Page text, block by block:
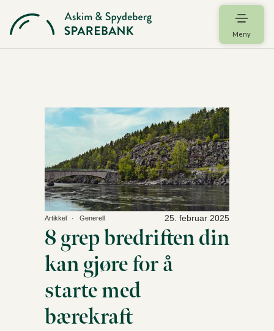
Meny
Artikkel Generell
8 grep bredriften din
kan gjøre for å
starte med
bærekraft
25. februar 2025